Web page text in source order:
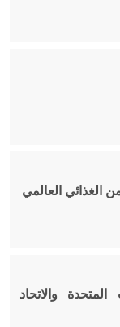
الغذائي العالمي
والاتحاد